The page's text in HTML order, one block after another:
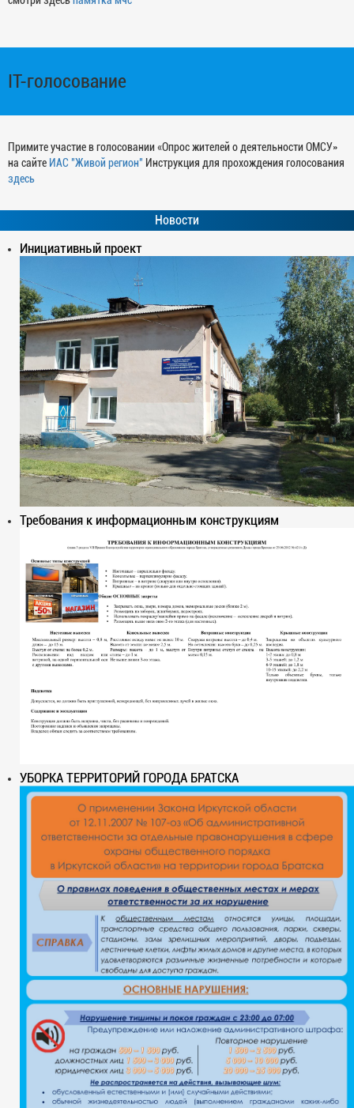
IT-голосование
Примите участие в голосовании «Опрос жителей о деятельности ОМСУ»
на сайте ИАС "Живой регион" Инструкция для прохождения голосования
здесь
Новости
Инициативный проект
Требования к информационным конструкциям
УБОРКА ТЕРРИТОРИЙ ГОРОДА БРАТСКА